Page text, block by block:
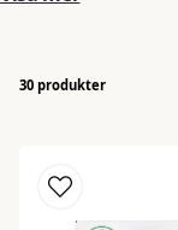
30 produkter